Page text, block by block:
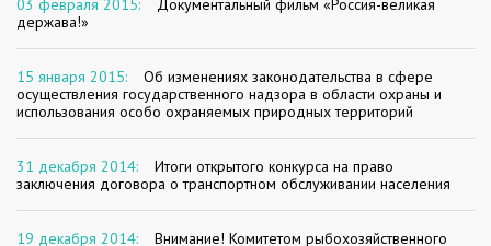
03 февраля 2015:
Документальный фильм «Россия-великая
держава!»
15 января 2015:
Об изменениях законодательства в сфере
осуществления государственного надзора в области охраны и
использования особо охраняемых природных территорий
31 декабря 2014:
Итоги открытого конкурса на право
заключения договора о транспортном обслуживании населения
19 декабря 2014:
Внимание! Комитетом рыбохозяйственного